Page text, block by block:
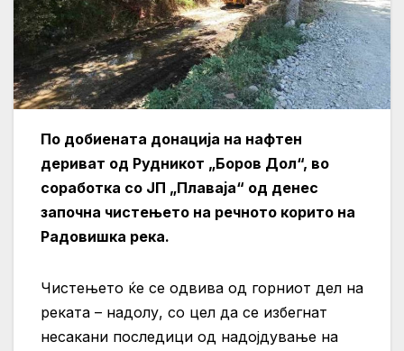
По добиената донација на нафтен
дериват од Рудникот „Боров Дол“, во
соработка со ЈП „Плаваја“ од денес
започна чистењето на речното корито на
Радовишка река.
Чистењето ќе се одвива од горниот дел на
реката – надолу, со цел да се избегнат
несакани последици од надојдување на